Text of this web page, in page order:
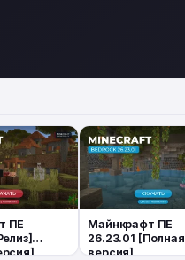
ПЕ
Майнкрафт ПЕ
26.23.01 [Полная
версия]